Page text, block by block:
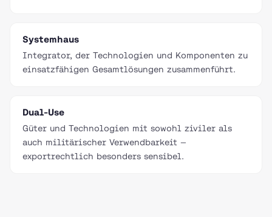
Systemhaus
Integrator, der Technologien und Komponenten zu
einsatzfähigen Gesamtlösungen zusammenführt.
Dual-Use
Güter und Technologien mit sowohl ziviler als
auch militärischer Verwendbarkeit —
exportrechtlich besonders sensibel.